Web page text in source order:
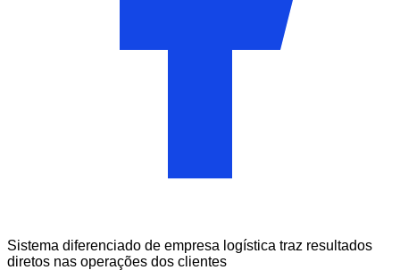
Sistema diferenciado de empresa logística traz resultados
diretos nas operações dos clientes